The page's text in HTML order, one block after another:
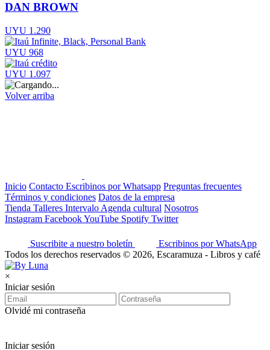
DAN BROWN
UYU 1.290
UYU 968
UYU 1.097
Volver arriba
Inicio Contacto Escribinos por Whatsapp Preguntas frecuentes
Términos y condiciones Datos de la empresa
Tienda Talleres Intervalo Agenda cultural Nosotros
Instagram FacebookYouTube Spotify Twitter
Suscribite a nuestro boletín
Escribinos por WhatsApp
Todos los derechos reservados © 2026, Escaramuza - Libros y café
×
Iniciar sesión
Olvidé mi contraseña
Iniciar sesión